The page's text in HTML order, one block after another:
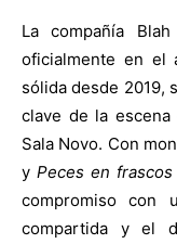
La compañía
oficialmente en el
sólida desde 2019,
clave de la escena
Sala Novo. Con
y Peces en
compromiso con
compartida y el